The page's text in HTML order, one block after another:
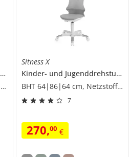
Kinder- und Jugenddrehstuhl
Sino 2
BHT 54|97|53 cm, Kunstfaser
Sitness X
Kinder- und Jugenddrehstuhl
BHT 64|86|64 cm, Netzstoff/Mesh
7
270,00 €